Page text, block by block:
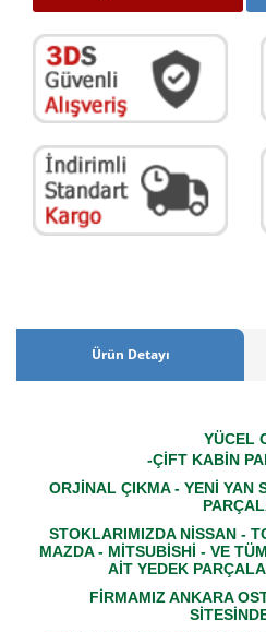
Ürün Detayı
YÜCEL
-ÇİFT KABİN
ORJİNAL ÇIKMA - YENİ YAN
STOKLARIMIZDA NİSSAN -
MAZDA - MİTSUBİSHİ - VE
AİT YEDEK
FİRMAMIZ ANKARA